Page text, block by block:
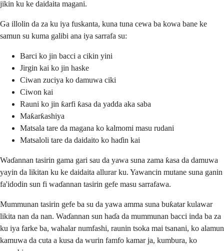
jikin ku ke daidaita magani.
Ga illolin da za ku iya fuskanta, kuna tuna cewa ba kowa bane ke
samun su kuma galibi ana iya sarrafa su:
Barci ko jin bacci a cikin yini
Jirgin kai ko jin haske
Ciwan zuciya ko damuwa ciki
Ciwon kai
Rauni ko jin ƙarfi ƙasa da yadda aka saba
Maƙarƙashiya
Matsala tare da magana ko kalmomi masu rudani
Matsaloli tare da daidaito ko haɗin kai
Waɗannan tasirin gama gari sau da yawa suna zama ƙasa da damuwa
yayin da likitan ku ke daidaita allurar ku. Yawancin mutane suna ganin
fa'idodin sun fi waɗannan tasirin gefe masu sarrafawa.
Mummunan tasirin gefe ba su da yawa amma suna buƙatar kulawar
likita nan da nan. Waɗannan sun haɗa da mummunan bacci inda ba za
ku iya farke ba, wahalar numfashi, raunin tsoka mai tsanani, ko alamun
kamuwa da cuta a kusa da wurin famfo kamar ja, kumbura, ko